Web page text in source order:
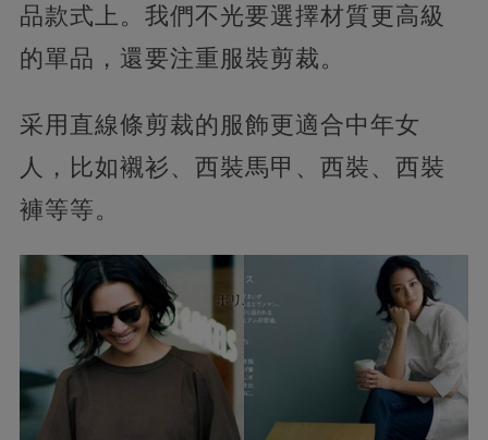
品款式上。我們不光要選擇材質更高級
的單品，還要注重服裝剪裁。
采用直線條剪裁的服飾更適合中年女
人，比如襯衫、西裝馬甲、西裝、西裝
褲等等。